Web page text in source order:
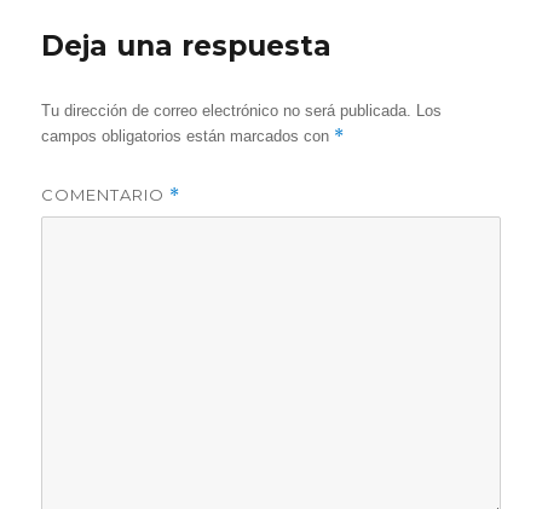
Deja una respuesta
Tu dirección de correo electrónico no será publicada. Los
campos obligatorios están marcados con *
COMENTARIO *